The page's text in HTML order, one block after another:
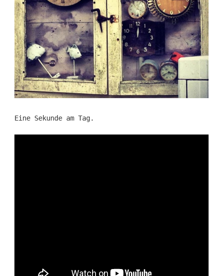
Eine Sekunde am Tag.